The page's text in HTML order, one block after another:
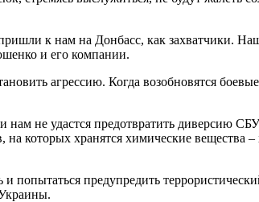
к нам на Донбасс, как захватчики.
и его компании.
агрессию. Когда возобновятся боевые
не удастся предотвратить диверсию
которых хранятся химические вещества
попытаться предупредить